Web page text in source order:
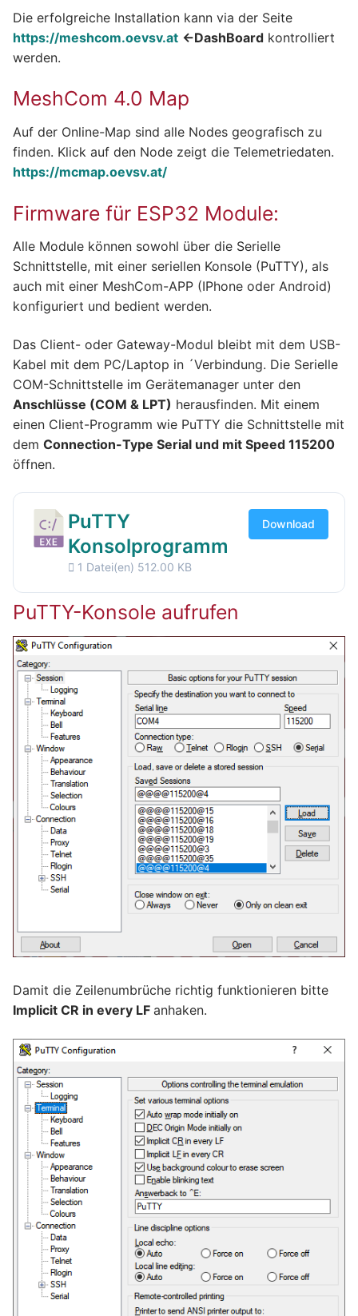
Die erfolgreiche Installation kann via der Seite
https://meshcom.oevsv.at <-DashBoard kontrolliert
werden.
MeshCom 4.0 Map
Auf der Online-Map sind alle Nodes geografisch zu
finden. Klick auf den Node zeigt die Telemetriedaten.
https://mcmap.oevsv.at/
Firmware für ESP32 Module:
Alle Module können sowohl über die Serielle
Schnittstelle, mit einer seriellen Konsole (PuTTY), als
auch mit einer MeshCom-APP (IPhone oder Android)
konfiguriert und bedient werden.
Das Client- oder Gateway-Modul bleibt mit dem USB-
Kabel mit dem PC/Laptop in ´Verbindung. Die Serielle
COM-Schnittstelle im Gerätemanager unter den
Anschlüsse (COM & LPT) herausfinden. Mit einem
einen Client-Programm wie PuTTY die Schnittstelle mit
dem Connection-Type Serial und mit Speed 115200
öffnen.
PuTTY
Konsolprogramm
1 Datei(en) 512.00 KB
Download
PuTTY-Konsole aufrufen
Damit die Zeilenumbrüche richtig funktionieren bitte
Implicit CR in every LF anhaken.